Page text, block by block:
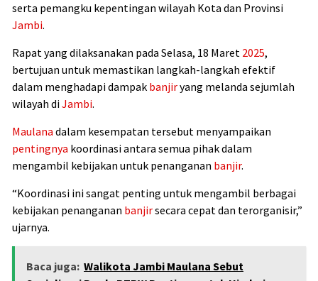
serta pemangku kepentingan wilayah Kota dan Provinsi
Jambi.
Rapat yang dilaksanakan pada Selasa, 18 Maret 2025,
bertujuan untuk memastikan langkah-langkah efektif
dalam menghadapi dampak banjiryang melanda sejumlah
wilayah diJambi.
Maulana dalam kesempatan tersebut menyampaikan
pentingnya koordinasi antara semua pihak dalam
mengambil kebijakan untuk penanganan banjir.
“Koordinasi ini sangat penting untuk mengambil berbagai
kebijakan penanganan banjirsecara cepat dan terorganisir,”
ujarnya.
Baca juga: Walikota Jambi Maulana Sebut